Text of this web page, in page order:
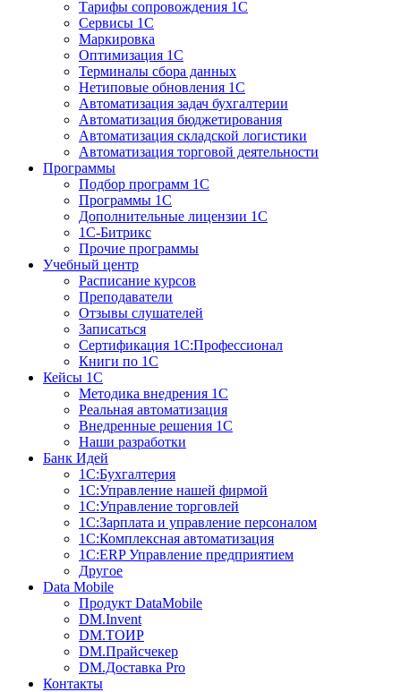
Тарифы сопровождения 1С
Сервисы 1С
Маркировка
Оптимизация 1С
Терминалы сбора данных
Нетиповые обновления 1С
Автоматизация задач бухгалтерии
Автоматизация бюджетирования
Автоматизация складской логистики
Автоматизация торговой деятельности
Программы
Подбор программ 1С
Программы 1С
Дополнительные лицензии 1С
1С-Битрикс
Прочие программы
Учебный центр
Расписание курсов
Преподаватели
Отзывы слушателей
Записаться
Сертификация 1С:Профессионал
Книги по 1С
Кейсы 1С
Методика внедрения 1С
Реальная автоматизация
Внедренные решения 1С
Наши разработки
Банк Идей
1С:Бухгалтерия
1С:Управление нашей фирмой
1С:Управление торговлей
1С:Зарплата и управление персоналом
1С:Комплексная автоматизация
1С:ERP Управление предприятием
Другое
Data Mobile
Продукт DataMobile
DM.Invent
DM.ТОИР
DM.Прайсчекер
DM.Доставка Pro
Контакты